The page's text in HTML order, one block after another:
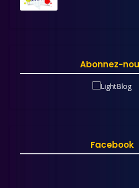
Abonnez-
Facebook